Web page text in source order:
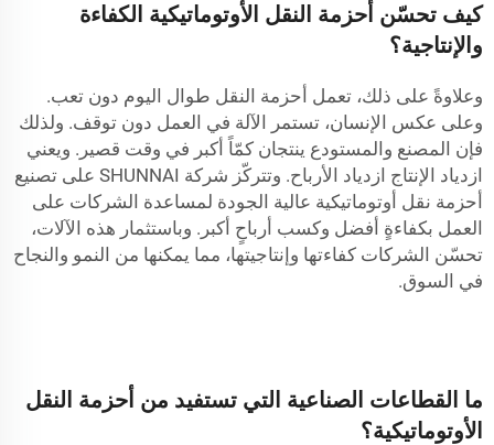
كيف تحسّن أحزمة النقل الأوتوماتيكية الكفاءة
والإنتاجية؟
وعلاوةً على ذلك، تعمل أحزمة النقل طوال اليوم دون تعب.
وعلى عكس الإنسان، تستمر الآلة في العمل دون توقف. ولذلك
فإن المصنع والمستودع ينتجان كمّاً أكبر في وقت قصير. ويعني
ازدياد الإنتاج ازدياد الأرباح. وتتركّز شركة SHUNNAI على تصنيع
أحزمة نقل أوتوماتيكية عالية الجودة لمساعدة الشركات على
العمل بكفاءةٍ أفضل وكسب أرباحٍ أكبر. وباستثمار هذه الآلات،
تحسّن الشركات كفاءتها وإنتاجيتها، مما يمكنها من النمو والنجاح
في السوق.
ما القطاعات الصناعية التي تستفيد من أحزمة النقل
الأوتوماتيكية؟